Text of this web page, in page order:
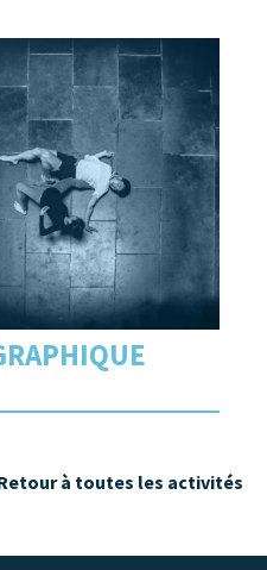
à toutes les activités